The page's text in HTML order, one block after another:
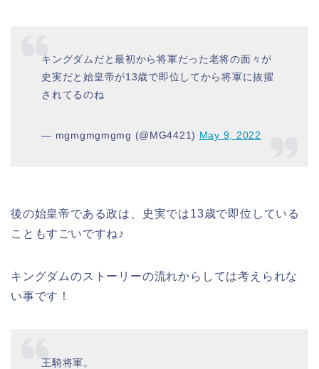
キングダムだと最初から将軍だった老将の面々が
史実だと始皇帝が13歳で即位してから将軍に抜擢
されてるのね
— mgmgmgmgmg (@MG4421) May 9, 2022
後の始皇帝である政は、史実では13歳で即位している
こともすごいですね♪
キングダムのストーリーの流れからしては考えられな
い事です！
王騎将軍。